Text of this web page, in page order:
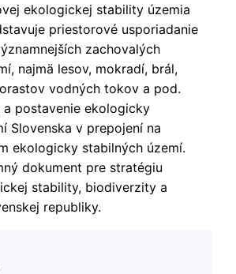
ekologickej stability územia
priestorové usporiadanie
zachovalých
najmä lesov, mokradí, brál,
vodných tokov a pod.
postavenie ekologicky
Slovenska v prepojení na
ekologicky stabilných území.
dokument pre stratégiu
stability, biodiverzity a
republiky.